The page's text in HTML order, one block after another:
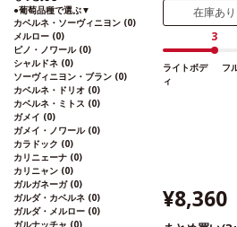
●葡萄品種で選ぶ▼
カベルネ・ソーヴィニヨン (0)
メルロー (0)
ピノ・ノワール (0)
シャルドネ (0)
ソーヴィニヨン・ブラン (0)
カベルネ・ドリオ (0)
カベルネ・ミトス (0)
ガメイ (0)
ガメイ・ノワール (0)
カラドック (0)
カリニェーナ (0)
カリニャン (0)
ガルガネーガ (0)
ガルダ・カベルネ (0)
ガルダ・メルロー (0)
ガルナッチャ (0)
在庫あり
3
ライトボデ
ィ
フ
¥8,360